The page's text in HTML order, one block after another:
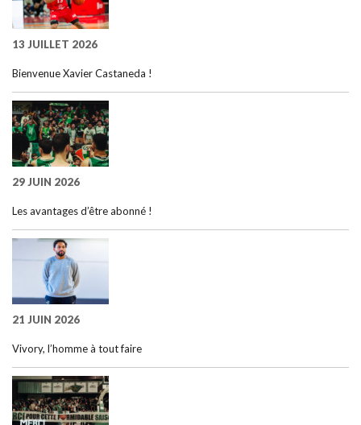
13 JUILLET 2026
Bienvenue Xavier Castaneda !
29 JUIN 2026
Les avantages d’être abonné !
21 JUIN 2026
Vivory, l’homme à tout faire